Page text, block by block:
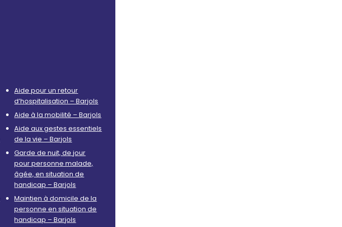
Aide pour un retour
d’hospitalisation – Barjols
Aide à la mobilité – Barjols
Aide aux gestes essentiels
de la vie – Barjols
Garde de nuit, de jour
pour personne malade,
âgée, en situation de
handicap – Barjols
Maintien à domicile de la
personne en situation de
handicap – Barjols